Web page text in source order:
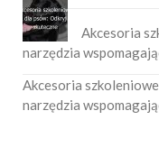
Akcesoria
narzędzia
Akcesoria
narzędzia